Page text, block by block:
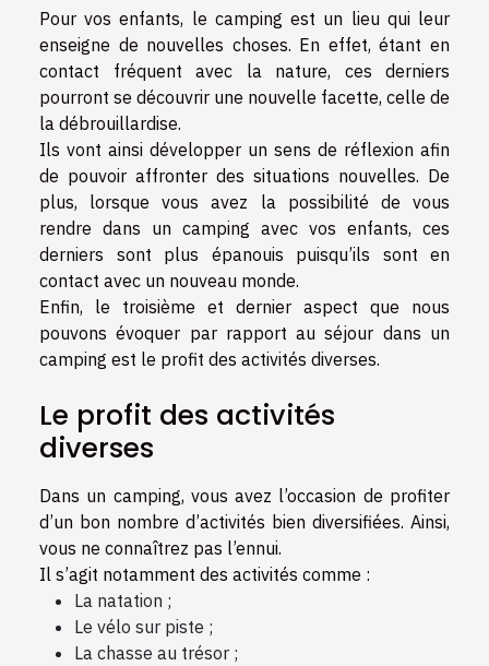
Pour vos enfants, le camping est un lieu qui leur
enseigne de nouvelles choses. En effet, étant en
contact fréquent avec la nature, ces derniers
pourront se découvrir une nouvelle facette, celle de
la débrouillardise.
Ils vont ainsi développer un sens de réflexion afin
de pouvoir affronter des situations nouvelles. De
plus, lorsque vous avez la possibilité de vous
rendre dans un camping avec vos enfants, ces
derniers sont plus épanouis puisqu’ils sont en
contact avec un nouveau monde.
Enfin, le troisième et dernier aspect que nous
pouvons évoquer par rapport au séjour dans un
camping est le profit des activités diverses.
Le profit des activités
diverses
Dans un camping, vous avez l’occasion de profiter
d’un bon nombre d’activités bien diversifiées. Ainsi,
vous ne connaîtrez pas l’ennui.
Il s’agit notamment des activités comme :
La natation ;
Le vélo sur piste ;
La chasse au trésor ;